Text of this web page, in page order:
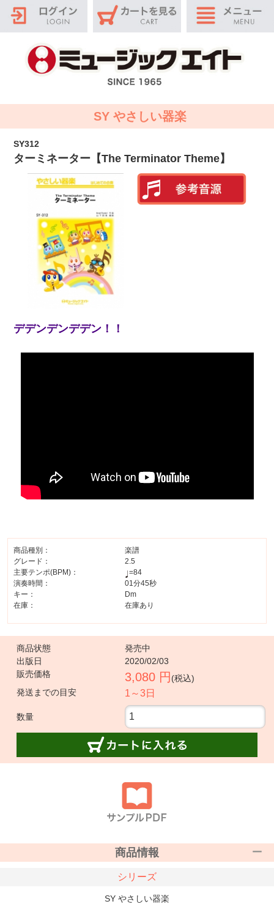
SY やさしい器楽
SY312
ターミネーター【The Terminator Theme】
デデンデンデデン！！
商品種別：
楽譜
グレード：
2.5
主要テンポ(BPM)：
=84
演奏時間：
01分45秒
キー：
Dm
在庫：
在庫あり
商品状態
発売中
出版日
2020/02/03
販売価格
3,080 円 (税込)
発送までの目安
1～3日
数量
商品情報
シリーズ
SY やさしい器楽